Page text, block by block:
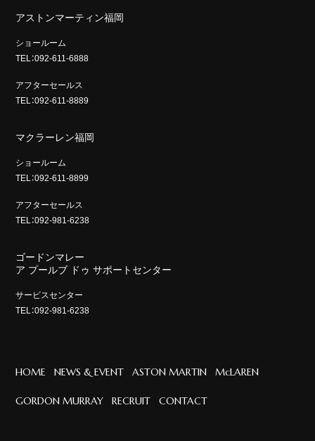
アストンマーティン福岡
ショールーム
TEL：092-611-6888
アフターセールス
TEL：092-611-8889
マクラーレン福岡
ショールーム
TEL：092-611-8899
アフターセールス
TEL：092-981-6238
ゴードンマレー
ア プールブ ドゥ サポートセンター
サービスセンター
TEL：092-981-6238
HOME NEWS & EVENT ASTON MARTIN McLAREN
GORDON MURRAY RECRUIT CONTACT